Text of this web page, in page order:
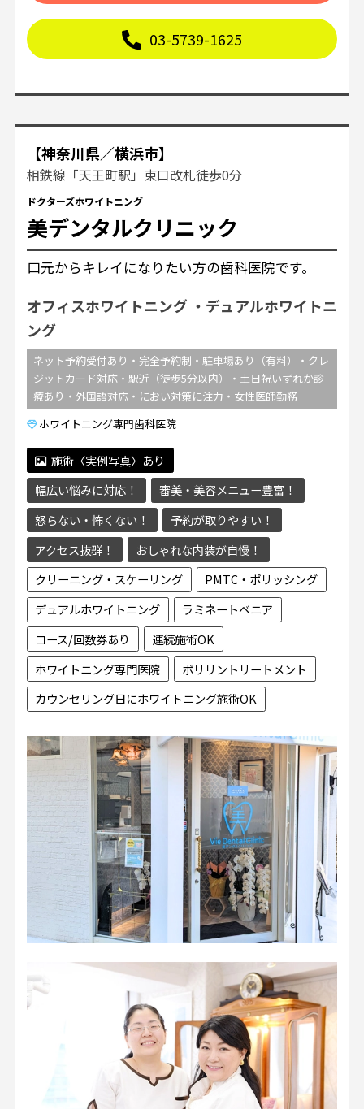
03-5739-1625
【神奈川県／横浜市】
相鉄線「天王町駅」東口改札徒歩0分
ドクターズホワイトニング
美デンタルクリニック
口元からキレイになりたい方の歯科医院です。
オフィスホワイトニング
デュアルホワイトニ
ング
ネット予約受付あり・完全予約制・駐車場あり（有料）・クレ
ジットカード対応・駅近（徒歩5分以内）・土日祝いずれか診
療あり・外国語対応・におい対策に注力・女性医師勤務
ホワイトニング専門歯科医院
施術〈実例写真〉あり
幅広い悩みに対応！
審美・美容メニュー豊富！
怒らない・怖くない！
予約が取りやすい！
アクセス抜群！
おしゃれな内装が自慢！
クリーニング・スケーリング
PMTC・ポリッシング
デュアルホワイトニング
ラミネートベニア
コース/回数券あり
連続施術OK
ホワイトニング専門医院
ポリリントリートメント
カウンセリング日にホワイトニング施術OK